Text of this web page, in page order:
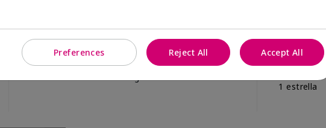
de los encuestados
recomendaría a un
4 estrellas
3 estrellas
2 estrellas
1 estrella
Preferences Reject All Accept All